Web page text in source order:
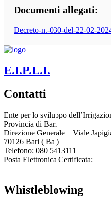
Documenti allegati:
Decreto-n.-030-del-22-02-
E.I.P.L.I.
Contatti
Ente per lo sviluppo
Provincia di Bari
Direzione Generale – Viale
70126 Bari ( Ba )
Telefono: 080 5413111
Posta Elettronica Certificata:
Whistleblowing